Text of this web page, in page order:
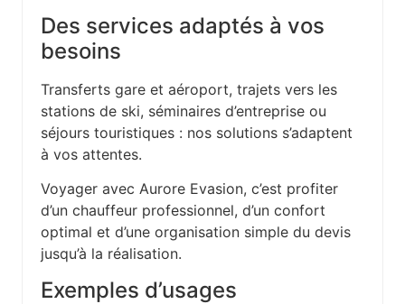
Des services adaptés à vos
besoins
Transferts gare et aéroport, trajets vers les
stations de ski, séminaires d’entreprise ou
séjours touristiques : nos solutions s’adaptent
à vos attentes.
Voyager avec Aurore Evasion, c’est profiter
d’un chauffeur professionnel, d’un confort
optimal et d’une organisation simple du devis
jusqu’à la réalisation.
Exemples d’usages